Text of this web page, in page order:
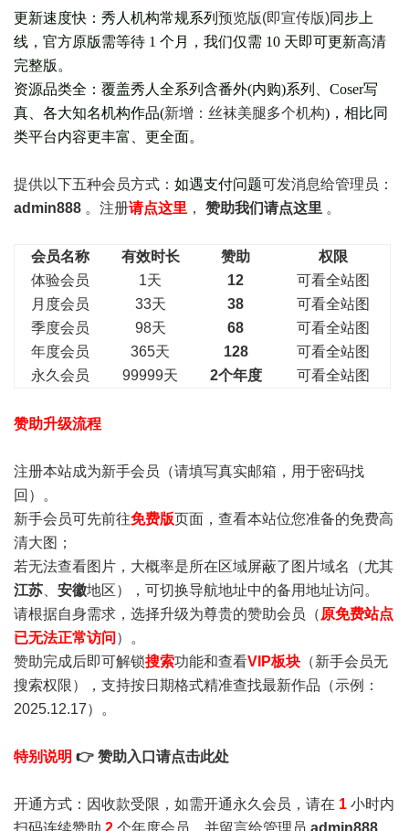
更新速度快：秀人机构常规系列 预览版(即宣传版)同步上
线，官方原版需等待 1 个月，我们仅需 10 天即可更新高清
完整版。
资源品类全：覆盖秀人全系列含番外(内购)系列、Coser写
真、各大知名机构作品(新增：丝袜美腿多个机构)，相比同
类平台内容更丰富、更全面。
提供以下五种会员方式： 如遇支付问题可发消息给管理员：
admin888 。注册请点这里 ， 赞助我们请点这里 。
会员名称 有效时长 赞助
权限
体验会员
1天 12
可看全站图
月度会员
33天 38
可看全站图
季度会员
98天 68
可看全站图
年度会员
365天 128
可看全站图
永久会员
99999天 2个年度 可看全站图
赞助升级流程
注册本站成为新手会员 （请填写真实邮箱，用于密码找
回）。
新手会员可先前往免费版页面，查看本站位您准备的免费高
清大图；
若无法查看图片，大概率是所在区域屏蔽了图片域名（尤其
江苏
安徽地区），可切换导航地址中的备用地址访问。
请根据自身需求，选择升级为尊贵的赞助会员（ 原免费站点
已无法正常访问 ）。
赞助完成后即可解锁搜索功能和查看VIP板块 （新手会员无
搜索权限），支持按日期格式精准查找最新作品（示例：
2025.12.17）。
特别说明 👉 赞助入口请点击此处
开通方式：因收款受限，如需开通永久会员，请在 1 小时内
扫码连续赞助 2 个年度会员，并留言给管理员 admin888